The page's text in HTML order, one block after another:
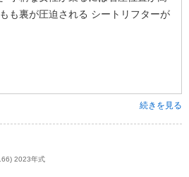
も裏が圧迫される シートリフターが
続きを見る
2023年式